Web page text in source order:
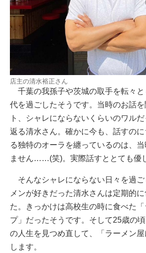
店主の清水裕正さん
千葉の我孫子や茨城の取手を転々
代を過ごしたそうです。当時のお話
ト、シャレにならないくらいのワル
返る清水さん。確かに今も、話すの
る独特のオーラを纏っているのは、
ません……(笑)。実際話すととても優
そんなシャレにならない日々を過ご
メンが好きだった清水さんは定期的
た。きっかけは高校生の時に食べた
プ」だったそうです。そして25歳の
の人生を見つめ直して、「ラーメン
します。